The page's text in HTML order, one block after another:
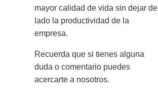
mayor calidad de vida sin dejar de
lado la productividad de la
empresa.
Recuerda que si tienes alguna
duda o comentario puedes
acercarte a nosotros.